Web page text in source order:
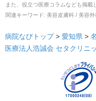
また、役立つ医療コラムなども掲載
関連キーワード: 美容皮膚科 / 美容
病院なびトップ > 愛知県 >
医療法人浩誠会 セタクリニ